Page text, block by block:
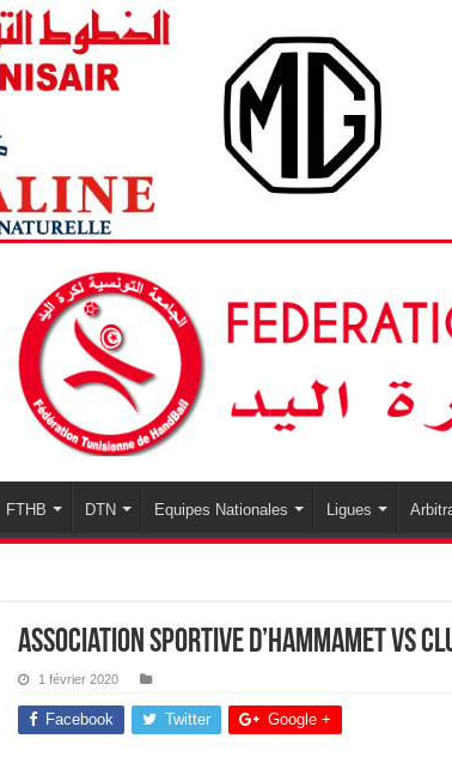
FTHB DTN Equipes Nationales Ligues
Association Sportive d’Hammamet vs
1 février 2020
Facebook Twitter Google +